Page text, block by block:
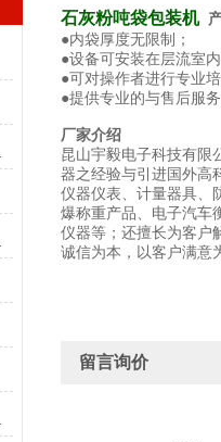
石灰粉吨袋包装机产
●内袋厚度无限制；
●设备可安装在层流室
●可对操作者进行专业
●提供专业的与售后服
厂家介绍
昆山宇毅电子科技有限
器之经验与引进国外高
仪器仪表、计量器具、
爆称重产品、电子汽车
仪器等；还擅长为客户
诚信为本，以客户满意
留言询价